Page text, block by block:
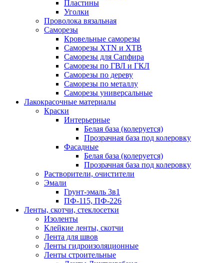
Пластины
Уголки
Проволока вязальная
Саморезы
Кровельные саморезы
Саморезы XTN и ХTB
Саморезы для Сапфира
Саморезы по ГВЛ и ГКЛ
Саморезы по дереву
Саморезы по металлу
Саморезы универсальные
Лакокрасочные материалы
Краски
Интерьерные
Белая база (колеруется)
Прозрачная база под колеровку
Фасадные
Белая база (колеруется)
Прозрачная база под колеровку
Растворители, очистители
Эмали
Грунт-эмаль 3в1
ПФ-115, ПФ-226
Ленты, скотчи, стеклосетки
Изоленты
Клейкие ленты, скотчи
Лента для швов
Ленты гидроизоляционные
Ленты строительные